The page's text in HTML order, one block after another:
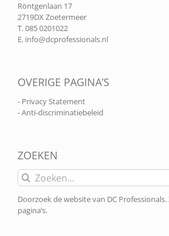
Röntgenlaan 17
2719DX Zoetermeer
T. 085 0201022
E. info@dcprofessionals.nl
OVERIGE PAGINA’S
- Privacy Statement
- Anti-discriminatiebeleid
ZOEKEN
Zoeken
naar:
Doorzoek de website van DC
pagina’s.